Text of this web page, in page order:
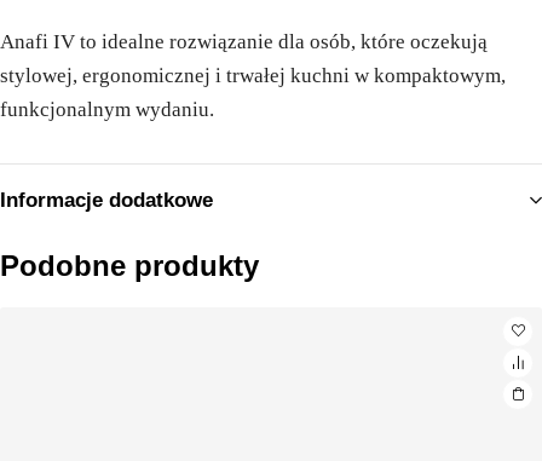
Anafi IV to idealne rozwiązanie dla osób, które oczekują
stylowej, ergonomicznej i trwałej kuchni w kompaktowym,
funkcjonalnym wydaniu.
Informacje dodatkowe
Podobne produkty